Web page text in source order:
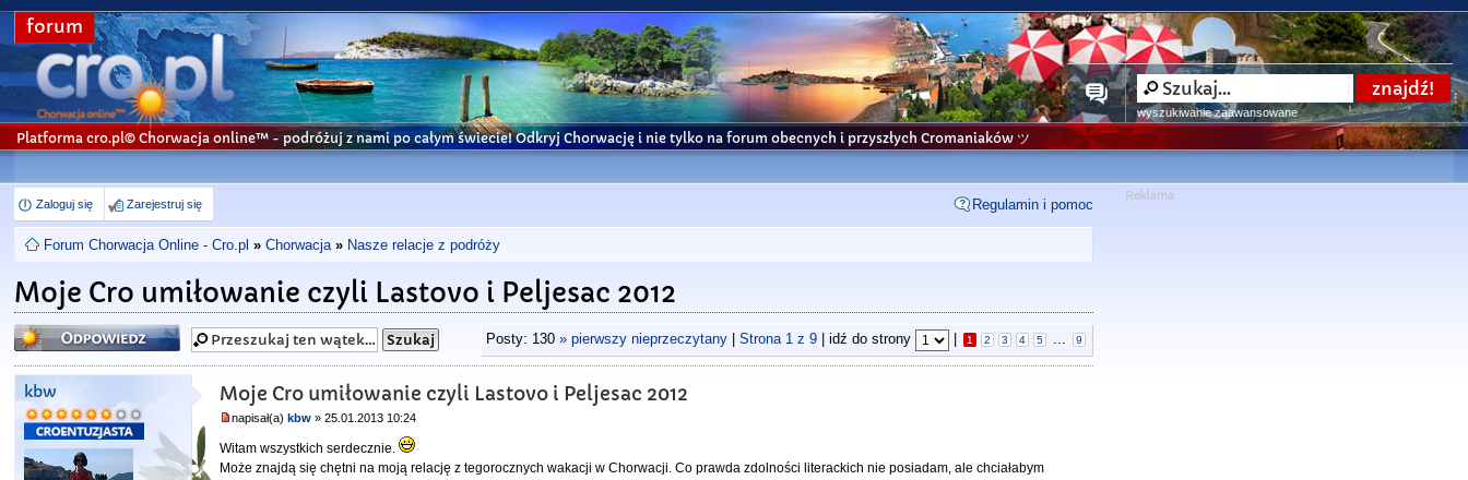
forum
wyszukiwanie zaawansowane
Platforma cro.pl© Chorwacja online™ - podróżuj z nami po całym świecie! Odkryj Chorwację i nie tylko na forum obecnych i przyszłych Cromaniaków ツ
Zaloguj się Zarejestruj się Regulamin i pomoc
Forum Chorwacja Online - Cro.pl » Chorwacja » Nasze relacje z podróży
Moje Cro umiłowanie czyli Lastovo i Peljesac 2012
Odpowiedz Posty: 130 » pierwszy nieprzeczytany| Strona 1z 9| idź do strony 1 2 3 4 5 ... 9
kbw Moje Cro umiłowanie czyli Lastovo i Peljesac 2012
napisał(a)kbw » 25.01.2013 10:24
Witam wszystkich serdecznie.
Może znajdą się chętni na moją relację z tegorocznych wakacji w Chorwacji. Co prawda zdolności literackich nie posiadam, ale chciałabym